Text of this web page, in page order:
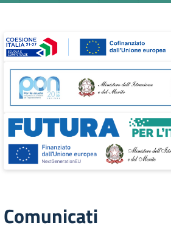
Comunicati